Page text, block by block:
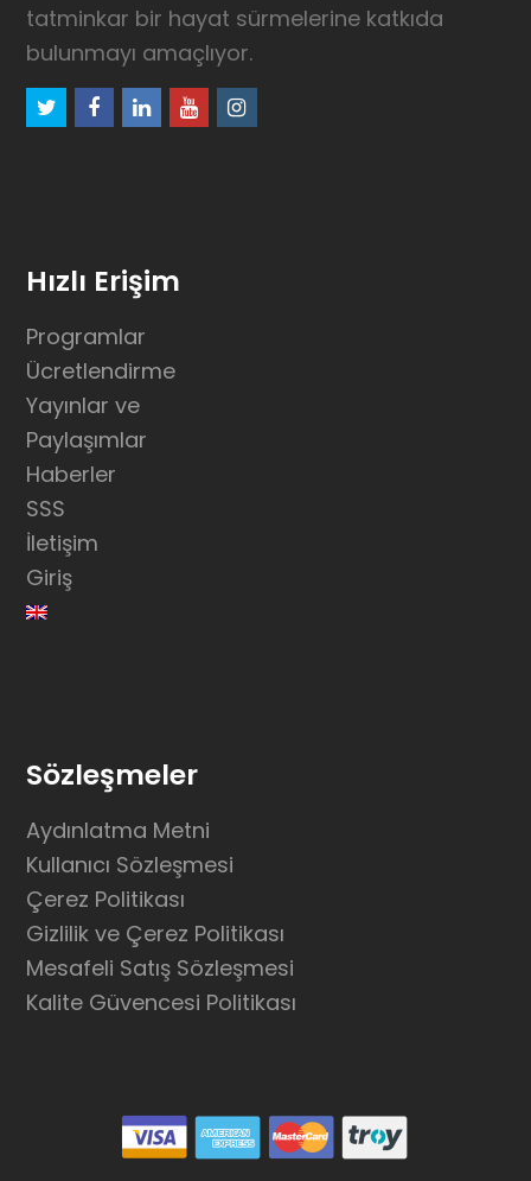
tatminkar bir hayat sürmelerine katkıda
bulunmayı amaçlıyor.
twitterfacebook
linkedinyoutubeinstagram
Hızlı Erişim
Programlar
Ücretlendirme
Yayınlar ve
Paylaşımlar
Haberler
SSS
İletişim
Giriş
Sözleşmeler
Aydınlatma Metni
Kullanıcı Sözleşmesi
Çerez Politikası
Gizlilik ve Çerez Politikası
Mesafeli Satış Sözleşmesi
Kalite Güvencesi Politikası